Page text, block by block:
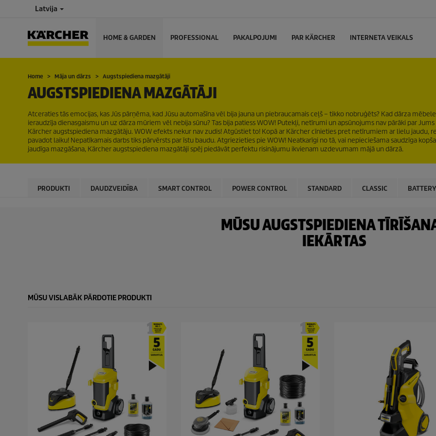
Latvija
HOME & GARDEN PROFESSIONAL PAKALPOJUMI PAR KÄRCHER INTERNETA VEIKALS
Home Māja un dārzs Augstspiediena mazgātāji
AUGSTSPIEDIENA MAZGĀTĀJI
Atceraties tās emocijas, kas Jūs pārņēma, kad Jūsu automašīna vēl bija jauna un piebraucamais ceļš – tikko nobruģēts? Kad dārza
ieraudzīja dienasgaismu un uz dārza mūriem vēl nebija sūnu? Tas bija patiess WOW! Putekļi, netīrumi un apsūnojums nav pārāki par Jums
Kärcher augstspiediena mazgātāju. WOW efekts nekur nav zudis! Atgūstiet to! Kopā ar Kärcher cīnieties pret netīrumiem ar lielu jaudu,
pavadot laiku! Nepatīkamais darbs tiks pārvērsts par īstu baudu. Atgriezieties pie WOW! Neatkarīgi no tā, vai nepieciešama saudzīga
jaudīga mazgāšana, Kärcher augstspiediena mazgātāji spēj piedāvāt perfektu risinājumu ikvienam uzdevumam mājā un dārzā.
PRODUKTI DAUDZVEIDĪBA SMART CONTROL POWER CONTROL STANDARD CLASSIC BATTERY
MŪSU AUGSTSPIEDIENA
IEKĀRTAS
MŪSU VISLABĀK PĀRDOTIE PRODUKTI